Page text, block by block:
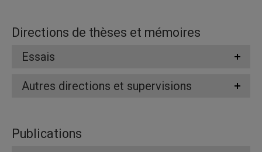
Directions de thèses et mémoires
Essais
Autres directions et supervisions
Publications